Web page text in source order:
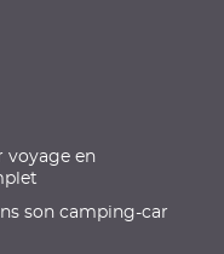
voyage en
son camping-car